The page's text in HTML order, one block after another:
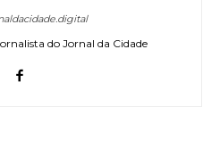
do Jornal da Cidade